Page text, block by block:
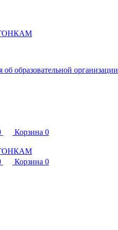
об образовательной организации
Корзина 0
Корзина 0